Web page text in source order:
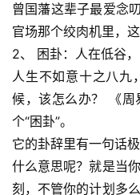
曾国藩这辈子最爱念
官场那个绞肉机里，
2、 困卦：人在低谷，
人生不如意十之八九
候，该怎么办？ 《周
个“困卦”。
它的卦辞里有一句话
什么意思呢？就是当
刻，不管你的计划多